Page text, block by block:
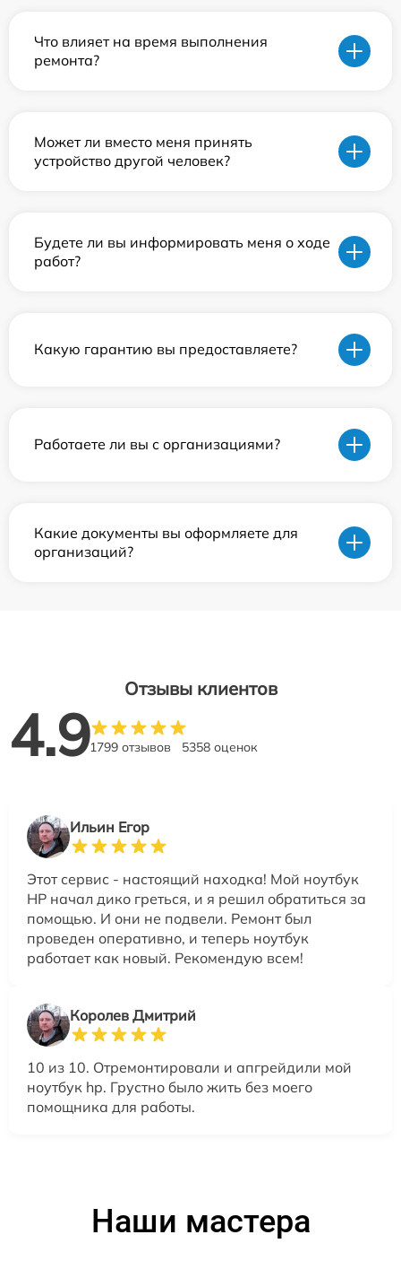
Что влияет на время выполнения
ремонта?
Может ли вместо меня принять
устройство другой человек?
Будете ли вы информировать меня о ходе
работ?
Какую гарантию вы предоставляете?
Работаете ли вы с организациями?
Какие документы вы оформляете для
организаций?
Отзывы клиентов
4.91799 отзывов 5358 оценок
Ильин Егор
Этот сервис - настоящий находка! Мой ноутбук
HP начал дико греться, и я решил обратиться за
помощью. И они не подвели. Ремонт был
проведен оперативно, и теперь ноутбук
работает как новый. Рекомендую всем!
Королев Дмитрий
10 из 10. Отремонтировали и апгрейдили мой
ноутбук hp. Грустно было жить без моего
помощника для работы.
Наши мастера